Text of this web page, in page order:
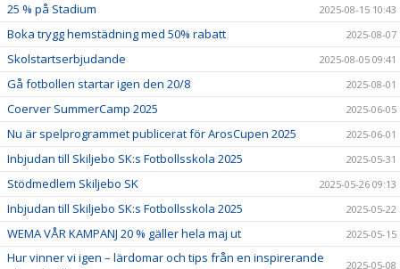
25 % på Stadium 2025-08-15 10:43
Boka trygg hemstädning med 50% rabatt 2025-08-07
Skolstartserbjudande 2025-08-05 09:41
Gå fotbollen startar igen den 20/8 2025-08-01
Coerver SummerCamp 2025 2025-06-05
Nu är spelprogrammet publicerat för ArosCupen 2025 2025-06-01
Inbjudan till Skiljebo SK:s Fotbollsskola 2025 2025-05-31
Stödmedlem Skiljebo SK 2025-05-26 09:13
Inbjudan till Skiljebo SK:s Fotbollsskola 2025 2025-05-22
WEMA VÅR KAMPANJ 20 % gäller hela maj ut 2025-05-15
Hur vinner vi igen – lärdomar och tips från en inspirerande
2025-05-08